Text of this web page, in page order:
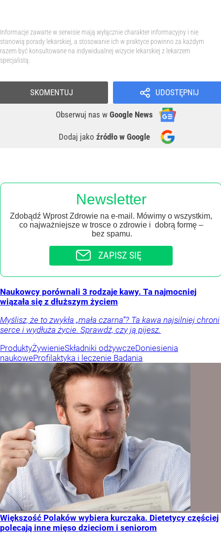
Informacje zawarte w serwisie mają wyłącznie charakter informacyjny i nie
stanowią porady lekarskiej, a stosowanie ich w praktyce powinno za każdym
razem być konsultowane na indywidualnej wizycie lekarskiej z lekarzem
specjalistą.
UDOSTĘPNIJ
Obserwuj nas w Google News
Dodaj jako źródło w Google
SKOMENTUJ
Newsletter
Zdobądź Wprost Zdrowie na e-mail. Mówimy o wszystkim,
co najważniejsze w trosce o zdrowie i dobrą formę –
bez spamu.
ZAPISZ SIĘ
Naukowcy porównali 3 rodzaje kawy. Ta najmocniej
wiązała się z dłuższym życiem
Myślisz, że to zwykła „mała czarna”? Ta kawa najsilniej chroni
serce i wydłuża życie. Sprawdź, czy ją pijesz.
ProduktyŻywienieSkładniki odżywczeDoniesienia
naukoweProfilaktyka i leczenie Badania
Większość Polaków wybiera kurczaka. Dietetycy częściej
polecają inne mięso dzieciom i seniorom